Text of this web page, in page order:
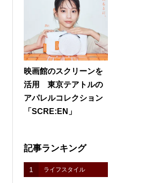
映画館のスクリーンを
活用 東京テアトルの
アパレルコレクション
「SCRE:EN」
記事ランキング
1 ライフスタイル